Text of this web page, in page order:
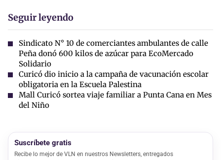
Seguir leyendo
Sindicato N° 10 de comerciantes ambulantes de calle
Peña donó 600 kilos de azúcar para EcoMercado
Solidario
Curicó dio inicio a la campaña de vacunación escolar
obligatoria en la Escuela Palestina
Mall Curicó sortea viaje familiar a Punta Cana en Mes
del Niño
Suscríbete gratis
Recibe lo mejor de VLN en nuestros Newsletters, entregados